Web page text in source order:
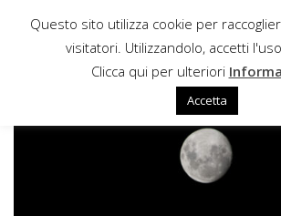
Sotto il contenuto
Questo sito utilizza cookie per
visitatori. Utilizzandolo, accetti
Clicca qui per ulteriori
Accetta